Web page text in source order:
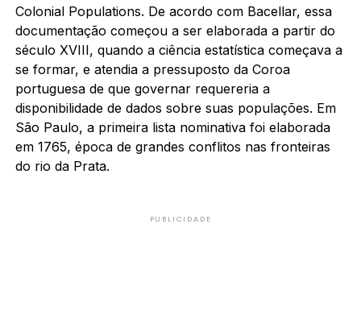
Colonial Populations. De acordo com Bacellar, essa
documentação começou a ser elaborada a partir do
século XVIII, quando a ciência estatística começava a
se formar, e atendia a pressuposto da Coroa
portuguesa de que governar requereria a
disponibilidade de dados sobre suas populações. Em
São Paulo, a primeira lista nominativa foi elaborada
em 1765, época de grandes conflitos nas fronteiras
do rio da Prata.
PUBLICIDADE